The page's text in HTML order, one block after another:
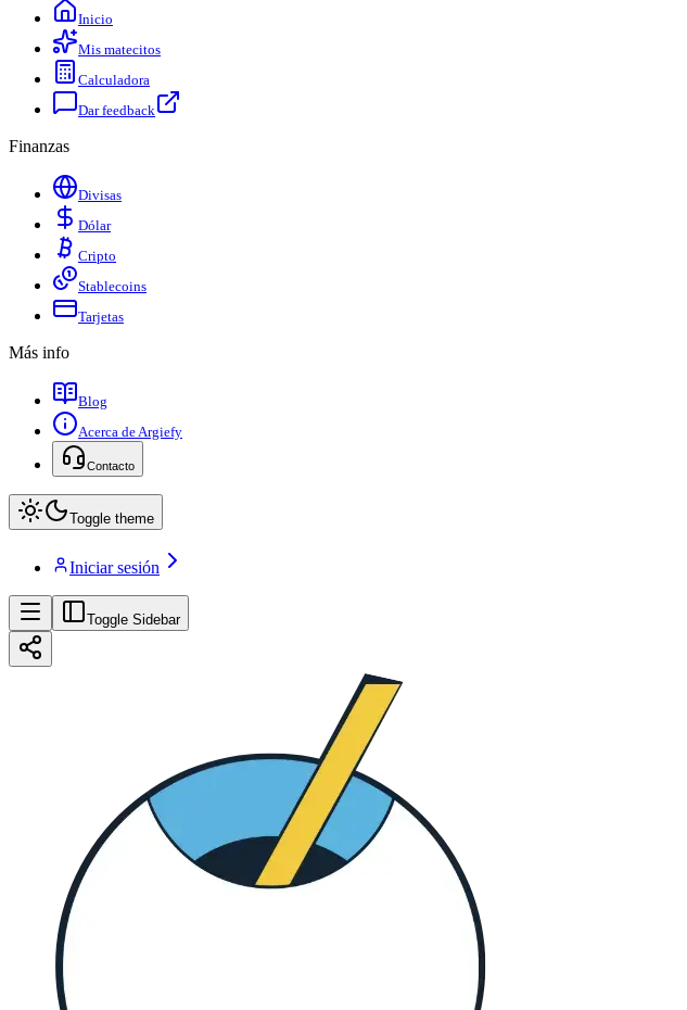
Inicio
Mis matecitos
Calculadora
Dar feedback
Finanzas
Divisas
Dólar
Cripto
Stablecoins
Tarjetas
Más info
Blog
Acerca de Argiefy
Contacto
Toggle theme
Iniciar sesión
Toggle Sidebar